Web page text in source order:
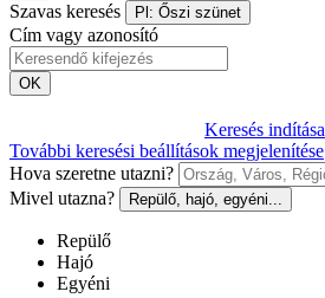
Szavas keresés Pl: Őszi szünet
Cím vagy azonosító
OK
Keresés indítása
További keresési beállítások megjelenítése
Hova szeretne utazni?
Mivel utazna?
Repülő, hajó, egyéni...
Repülő
Hajó
Egyéni